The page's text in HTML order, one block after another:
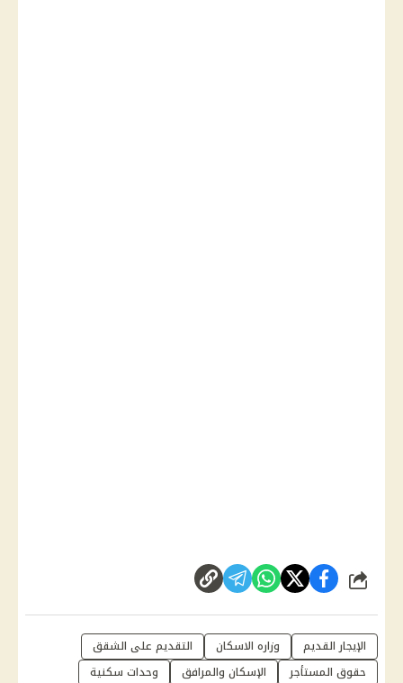
شارك
الإيجار القديم وزاره الاسكان
التقديم على الشقق
حقوق المستأجر
الإسكان والمرافق
وحدات سكنية